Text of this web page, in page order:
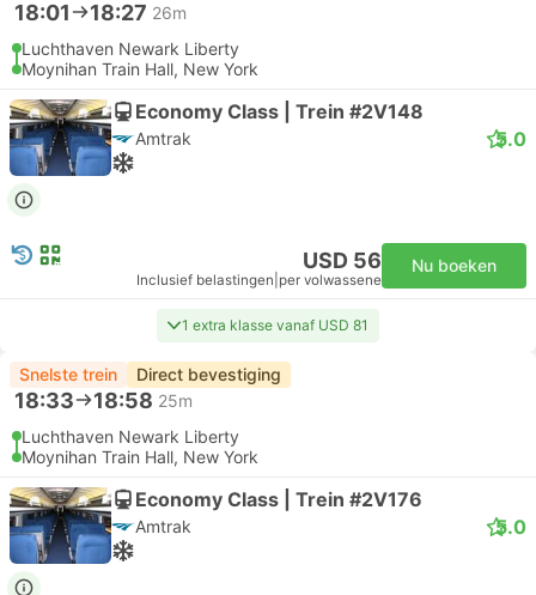
18:01 18:27 26m
Luchthaven Newark Liberty
Moynihan Train Hall, New York
Economy Class | Trein #2V148
Amtrak 5.0
USD 56
Inclusief belastingen per volwassene
Nu boeken
1 extra klasse vanaf USD 81
Snelste trein Direct bevestiging
18:33 18:58 25m
Luchthaven Newark Liberty
Moynihan Train Hall, New York
Economy Class | Trein #2V176
Amtrak 5.0